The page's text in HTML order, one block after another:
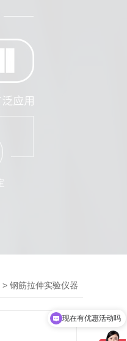
> 钢筋拉伸实验仪器
现在有优惠活动吗